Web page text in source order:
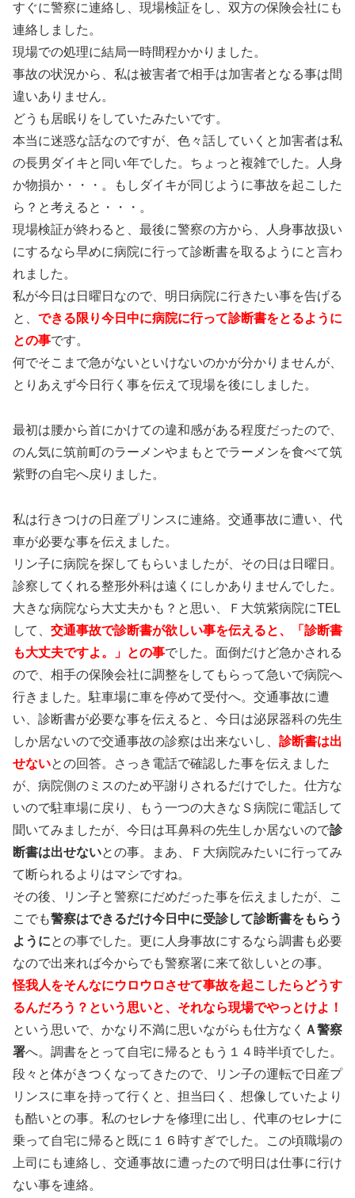
すぐに警察に連絡し、現場検証をし、双方の保険会社にも
連絡しました。
現場での処理に結局一時間程かかりました。
事故の状況から、私は被害者で相手は加害者となる事は間
違いありません。
どうも居眠りをしていたみたいです。
本当に迷惑な話なのですが、色々話していくと加害者は私
の長男ダイキと同い年でした。ちょっと複雑でした。人身
か物損か・・・。もしダイキが同じように事故を起こした
ら？と考えると・・・。
現場検証が終わると、最後に警察の方から、人身事故扱い
にするなら早めに病院に行って診断書を取るようにと言わ
れました。
私が今日は日曜日なので、明日病院に行きたい事を告げる
と、 できる限り今日中に病院に行って診断書をとるように
との事です。
何でそこまで急がないといけないのかが分かりませんが、
とりあえず今日行く事を伝えて現場を後にしました。
最初は腰から首にかけての違和感がある程度だったので、
のん気に筑前町のラーメンやまもとでラーメンを食べて筑
紫野の自宅へ戻りました。
私は行きつけの日産プリンスに連絡。交通事故に遭い、代
車が必要な事を伝えました。
リン子に病院を探してもらいましたが、その日は日曜日。
診察してくれる整形外科は遠くにしかありませんでした。
大きな病院なら大丈夫かも？と思い、Ｆ大筑紫病院にTEL
して、 交通事故で診断書が欲しい事を伝えると、「診断書
も大丈夫ですよ。」との事でした。面倒だけど急かされる
ので、相手の保険会社に調整をしてもらって急いで病院へ
行きました。駐車場に車を停めて受付へ。交通事故に遭
い、診断書が必要な事を伝えると、今日は泌尿器科の先生
しか居ないので交通事故の診察は出来ないし、 診断書は出
せないとの回答。さっき電話で確認した事を伝えました
が、病院側のミスのため平謝りされるだけでした。仕方な
いので駐車場に戻り、もう一つの大きなＳ病院に電話して
聞いてみましたが、今日は耳鼻科の先生しか居ないので診
断書は出せないとの事。まあ、Ｆ大病院みたいに行ってみ
て断られるよりはマシですね。
その後、リン子と警察にだめだった事を伝えましたが、こ
こでも警察はできるだけ今日中に受診して診断書をもらう
ようにとの事でした。更に人身事故にするなら調書も必要
なので出来れば今からでも警察署に来て欲しいとの事。
怪我人をそんなにウロウロさせて事故を起こしたらどうす
るんだろう？という思いと、それなら現場でやっとけよ！
という思いで、かなり不満に思いながらも仕方なく Ａ警察
署へ。調書をとって自宅に帰るともう１４時半頃でした。
段々と体がきつくなってきたので、リン子の運転で日産プ
リンスに車を持って行くと、担当曰く、想像していたより
も酷いとの事。私のセレナを修理に出し、代車のセレナに
乗って自宅に帰ると既に１６時すぎでした。この頃職場の
上司にも連絡し、交通事故に遭ったので明日は仕事に行け
ない事を連絡。